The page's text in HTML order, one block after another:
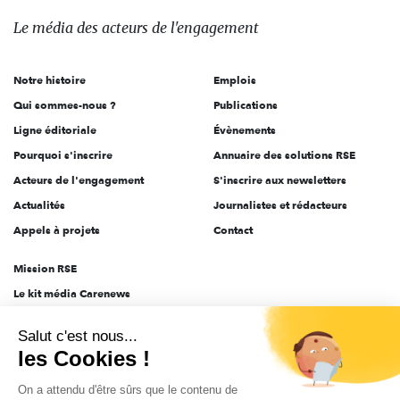
des
l'engagement
Le média des acteurs de l'engagement
Notre histoire
Qui sommes-nous ?
Ligne éditoriale
Pourquoi s'inscrire
Acteurs de l'engagement
Actualités
Appels à projets
Emplois
Publications
Évènements
Annuaire des solutions RSE
S'inscrire aux newsletters
Journalistes et rédacteurs
Contact
Mission RSE
Le kit média Carenews
AEF info
Novethic
PRODURABLE
Salut c'est nous...
les Cookies !
On a attendu d'être sûrs que le contenu de